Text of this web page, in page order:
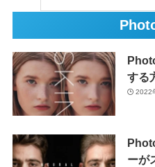
する
2022
ーが